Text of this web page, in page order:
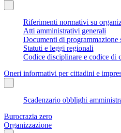
Riferimenti normativi su
Atti amministrativi generali
Documenti di programmazione
Statuti e leggi regionali
Codice disciplinare e codice di
Oneri informativi per cittadini e
Scadenzario obblighi
Burocrazia zero
Organizzazione